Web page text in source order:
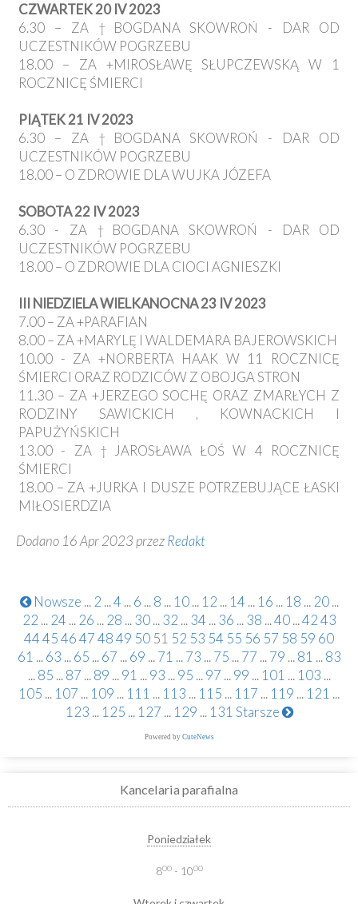
CZWARTEK 20 IV 2023
6.30 – ZA †BOGDANA SKOWROŃ - DAR OD
UCZESTNIKÓW POGRZEBU
18.00 – ZA +MIROSŁAWĘ SŁUPCZEWSKĄ W 1
ROCZNICĘ ŚMIERCI
PIĄTEK 21 IV 2023
6.30 – ZA †BOGDANA SKOWROŃ - DAR OD
UCZESTNIKÓW POGRZEBU
18.00 – O ZDROWIE DLA WUJKA JÓZEFA
SOBOTA 22 IV 2023
6.30 - ZA †BOGDANA SKOWROŃ - DAR OD
UCZESTNIKÓW POGRZEBU
18.00 – O ZDROWIE DLA CIOCI AGNIESZKI
III NIEDZIELA WIELKANOCNA 23 IV 2023
7.00 – ZA +PARAFIAN
8.00 – ZA +MARYLĘ I WALDEMARA BAJEROWSKICH
10.00 - ZA +NORBERTA HAAK W 11 ROCZNICĘ
ŚMIERCI ORAZ RODZICÓW Z OBOJGA STRON
11.30 – ZA +JERZEGO SOCHĘ ORAZ ZMARŁYCH Z
RODZINY SAWICKICH , KOWNACKICH I
PAPUŻYŃSKICH
13.00 - ZA †JAROSŁAWA ŁOŚ W 4 ROCZNICĘ
ŚMIERCI
18.00 – ZA +JURKA I DUSZE POTRZEBUJĄCE ŁASKI
MIŁOSIERDZIA
Dodano 16 Apr 2023 przezRedakt
Nowsze ... 2 ...4 ... 6 ... 8 ... 10 ... 12 ... 14 ... 16 ... 18 ... 20 ...
22 ... 24 ... 26 ... 28 ... 30 ... 32 ... 34 ... 36 ... 38 ...40 ...4243
444546474849 50 51 52 53 54 55 56 57 58 59 60
61 ... 63 ... 65 ... 67 ... 69 ... 71 ... 73 ... 75 ... 77 ... 79 ... 81 ... 83
... 85 ... 87 ... 89 ... 91 ... 93 ... 95 ... 97 ... 99 ... 101 ... 103 ...
105 ... 107 ... 109 ... 111 ... 113 ... 115 ... 117 ... 119 ... 121 ...
123 ... 125 ... 127 ... 129 ... 131 Starsze
Powered by CuteNews
Kancelaria parafialna
Poniedziałek
800- 1000